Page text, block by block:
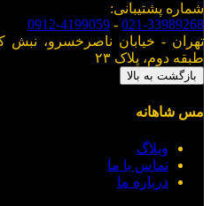
شماره پشتیبانی:
021-33989268
-
0912-4199059
تهران - خیابان ناصرخسرو،
طبقه دوم، پلاک ۲۳
بازگشت به بالا
مس شاهانه
وبلاگ
تماس با ما
درباره ما